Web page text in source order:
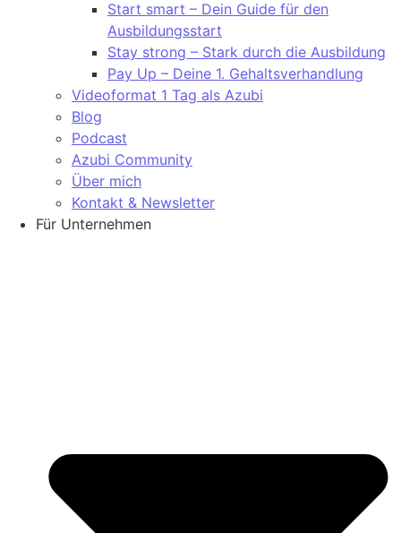
Start smart – Dein Guide für den
Ausbildungsstart
Stay strong – Stark durch die Ausbildung
Pay Up – Deine 1. Gehaltsverhandlung
Videoformat 1 Tag als Azubi
Blog
Podcast
Azubi Community
Über mich
Kontakt & Newsletter
Für Unternehmen